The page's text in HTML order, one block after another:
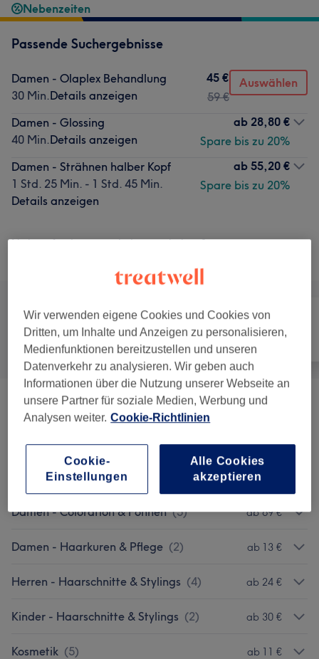
Nebenzeiten
Passende Suchergebnisse
Damen - Olaplex Behandlung
30 Min.Details anzeigen
45 €
59 €
Auswählen
Damen - Glossing
40 Min.Details anzeigen
ab 28,80 €
Spare bis zu 20%
Damen - Strähnen halber Kopf
1 Std. 25 Min. - 1 Std. 45 Min.
Details anzeigen
ab 55,20 €
Spare bis zu 20%
Nicht gefunden wonach du gesucht hast?
Alle Friseur Gesicht
Damen - Haarschnitte & Stylings (10) ab 35 €
Damen - Colorationen (12 ab 28,80 €
Damen - Farbe & Coloration ab 90 €
Damen - Coloration & Föhnen (5) ab 69 €
Damen - Haarkuren & Pflege (2) ab 13 €
Herren - Haarschnitte & Stylings (4) ab 24 €
Kinder - Haarschnitte & Stylings (2) ab 30 €
Kosmetik (5) ab 11 €
Wir verwenden eigene Cookies und Cookies von
Dritten, um Inhalte und Anzeigen zu personalisieren,
Medienfunktionen bereitzustellen und unseren
Datenverkehr zu analysieren. Wir geben auch
Informationen über die Nutzung unserer Webseite an
unsere Partner für soziale Medien, Werbung und
Analysen weiter. Cookie-Richtlinien
Cookie-
Einstellungen
Alle Cookies
akzeptieren